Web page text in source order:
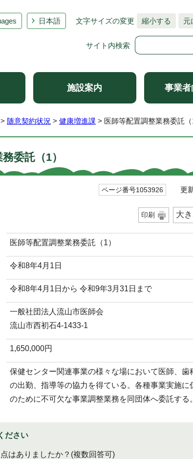
日本語 文字サイズの変更 縮小する 元
サイト内検索
施設案内 事業者
> 随意契約状況 > 健康増進課 > 医師等配置調整業務委託（
委託（1）
ページ番号1053926 更新
印刷 大
医師等配置調整業務委託（1）
令和8年4月1日
令和8年4月1日から 令和9年3月31日まで
一般社団法人流山市医師会
流山市西初石4-1433-1
1,650,000円
保健センター関連事業の様々な場において医師、歯
の出勤、指導等の協力を得ている。各種事業実施に
のために不可欠な事業調整業務を同団体へ委託する。
ださい
はありましたか？ (複数回答可)